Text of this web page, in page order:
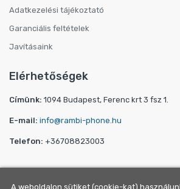
Adatkezelési tájékoztató
Garanciális feltételek
Javításaink
Elérhetőségek
Címünk: 1094 Budapest, Ferenc krt 3 fsz 1.
E-mail: info@rambi-phone.hu
Telefon: +36708823003
A weboldalon sütiket (cookie-kat)